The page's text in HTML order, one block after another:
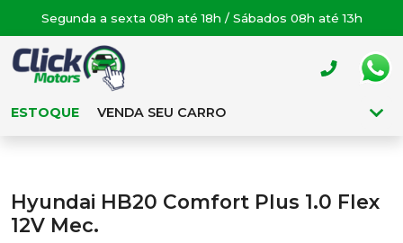
Segunda a sexta 08h até 18h / Sábados 08h até 13h
ESTOQUE VENDA SEU CARRO
Hyundai HB20 Comfort Plus 1.0 Flex
12V Mec.